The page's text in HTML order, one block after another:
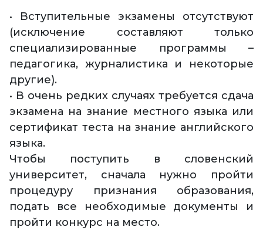
• Вступительные экзамены отсутствуют
(исключение составляют только
специализированные программы –
педагогика, журналистика и некоторые
другие).
• В очень редких случаях требуется сдача
экзамена на знание местного языка или
сертификат теста на знание английского
языка.
Чтобы поступить в словенский
университет, сначала нужно пройти
процедуру признания образования,
подать все необходимые документы и
пройти конкурс на место.